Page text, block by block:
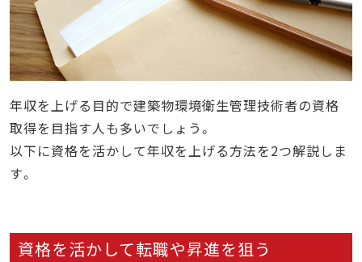
年収を上げる目的で建築物環境衛生管理技術者の資格
取得を目指す人も多いでしょう。
以下に資格を活かして年収を上げる方法を2つ解説しま
す。
資格を活かして転職や昇進を狙う